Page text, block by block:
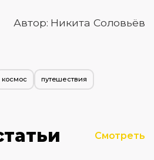
Автор: Никита Соловьёв
космос путешествия
Смотреть